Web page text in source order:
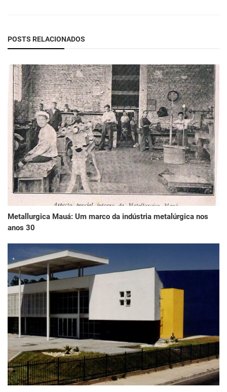
POSTS RELACIONADOS
Metallurgica Mauá: Um marco da indústria metalúrgica nos
anos 30